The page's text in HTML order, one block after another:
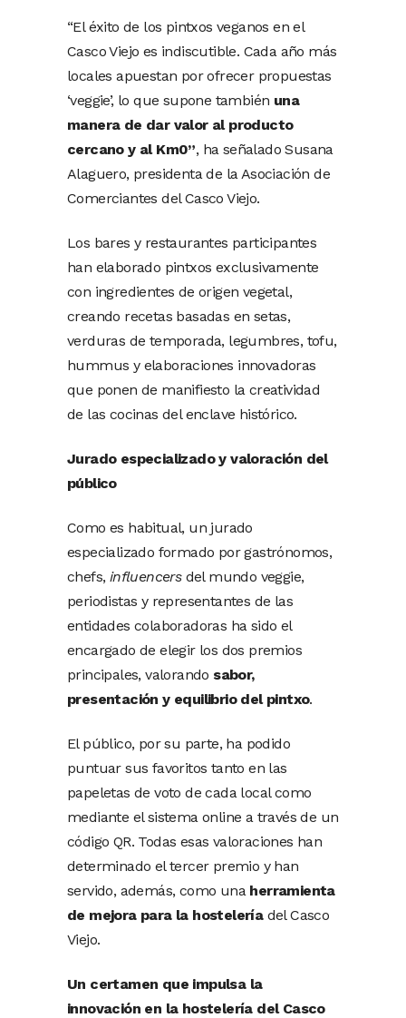
“El éxito de los pintxos veganos en el
Casco Viejo es indiscutible. Cada año más
locales apuestan por ofrecer propuestas
‘veggie’, lo que supone también una
manera de dar valor al producto
cercano y al Km0”, ha señalado Susana
Alaguero, presidenta de la Asociación de
Comerciantes del Casco Viejo.
Los bares y restaurantes participantes
han elaborado pintxos exclusivamente
con ingredientes de origen vegetal,
creando recetas basadas en setas,
verduras de temporada, legumbres, tofu,
hummus y elaboraciones innovadoras
que ponen de manifiesto la creatividad
de las cocinas del enclave histórico.
Jurado especializado y valoración del
público
Como es habitual, un jurado
especializado formado por gastrónomos,
chefs, influencersdel mundo veggie,
periodistas y representantes de las
entidades colaboradoras ha sido el
encargado de elegir los dos premios
principales, valorando sabor,
presentación y equilibrio del pintxo.
El público, por su parte, ha podido
puntuar sus favoritos tanto en las
papeletas de voto de cada local como
mediante el sistema online a través de un
código QR. Todas esas valoraciones han
determinado el tercer premio y han
servido, además, como una herramienta
de mejora para la hosteleríadel Casco
Viejo.
Un certamen que impulsa la
innovación en la hostelería del Casco